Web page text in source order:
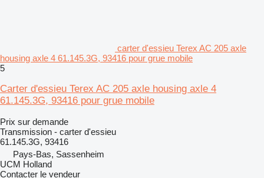
carter d'essieu Terex AC 205 axle
housing axle 4 61.145.3G, 93416 pour grue mobile
5
Carter d'essieu Terex AC 205 axle housing axle 4
61.145.3G, 93416 pour grue mobile
Prix sur demande
Transmission - carter d'essieu
61.145.3G, 93416
Pays-Bas, Sassenheim
UCM Holland
Contacter le vendeur